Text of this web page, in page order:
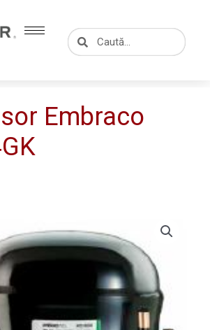
CautăCaută
Embraco